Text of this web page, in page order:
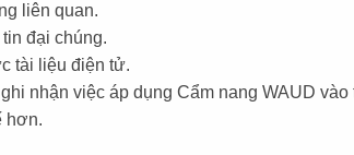
liên quan.
đại chúng.
tài liệu điện tử.
nhận việc áp dụng Cẩm nang WAUD
hơn.